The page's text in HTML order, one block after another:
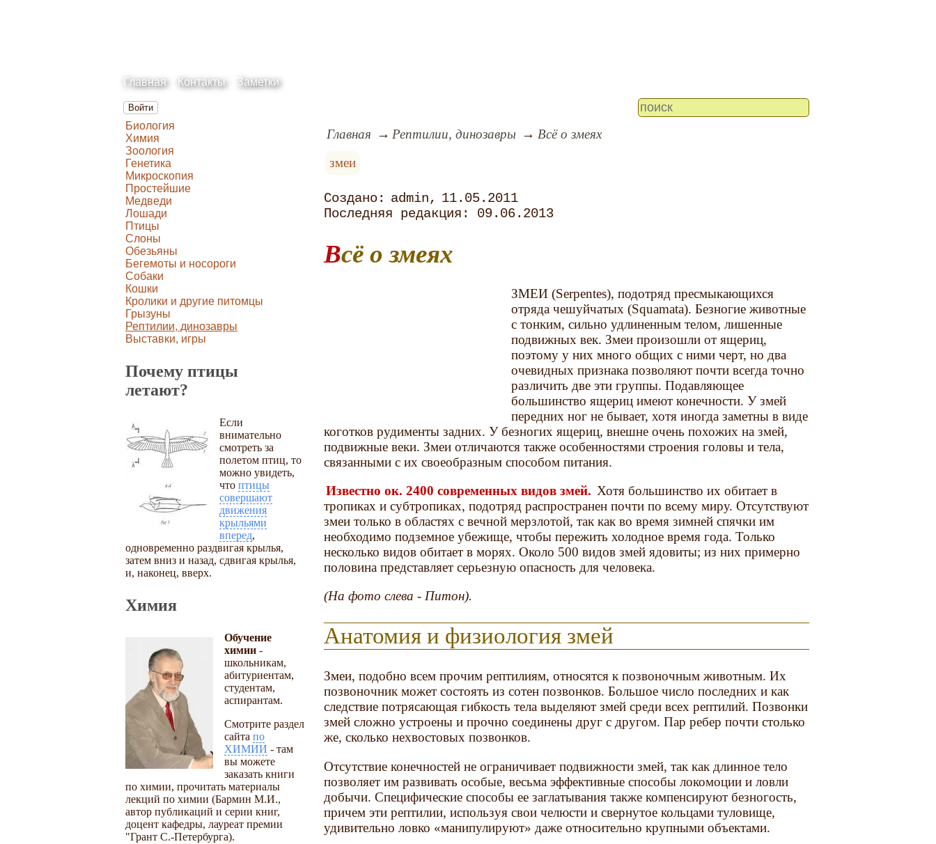
Главная Контакты Заметки
Войти
Биология
Химия
Зоология
Генетика
Микроскопия
Простейшие
Медведи
Лошади
Птицы
Слоны
Обезьяны
Бегемоты и носороги
Собаки
Кошки
Кролики и другие питомцы
Грызуны
Рептилии, динозавры
Выставки, игры
Почему птицы
летают?
Если
внимательно
смотреть за
полетом птиц, то
можно увидеть,
что птицы
совершают
движения
крыльями
вперед,
одновременно раздвигая крылья,
затем вниз и назад, сдвигая крылья,
и, наконец, вверх.
Химия
Обучение
химии -
школьникам,
абитуриентам,
студентам,
аспирантам.
Смотрите раздел
сайта по
ХИМИИ - там
вы можете
заказать книги
по химии, прочитать материалы
лекций по химии (Бармин М.И.,
автор публикаций и серии книг,
доцент кафедры, лауреат премии
"Грант С.-Петербурга).
Главная Рептилии, динозавры
Всё о змеях
змеи
admin
11.05.2011
09.06.2013
Всё о змеях
ЗМЕИ (Serpentes), подотряд пресмыкающихся
отряда чешуйчатых (Squamata). Безногие животные
с тонким, сильно удлиненным телом, лишенные
подвижных век. Змеи произошли от ящериц,
поэтому у них много общих с ними черт, но два
очевидных признака позволяют почти всегда точно
различить две эти группы. Подавляющее
большинство ящериц имеют конечности. У змей
передних ног не бывает, хотя иногда заметны в виде
коготков рудименты задних. У безногих ящериц, внешне очень похожих на змей,
подвижные веки. Змеи отличаются также особенностями строения головы и тела,
связанными с их своеобразным способом питания.
Известно ок. 2400 современных видов змей. Хотя большинство их обитает в
тропиках и субтропиках, подотряд распространен почти по всему миру. Отсутствуют
змеи только в областях с вечной мерзлотой, так как во время зимней спячки им
необходимо подземное убежище, чтобы пережить холодное время года. Только
несколько видов обитает в морях. Около 500 видов змей ядовиты; из них примерно
половина представляет серьезную опасность для человека.
(На фото слева - Питон).
Анатомия и физиология змей
Змеи, подобно всем прочим рептилиям, относятся к позвоночным животным. Их
позвоночник может состоять из сотен позвонков. Большое число последних и как
следствие потрясающая гибкость тела выделяют змей среди всех рептилий. Позвонки
змей сложно устроены и прочно соединены друг с другом. Пар ребер почти столько
же, сколько нехвостовых позвонков.
Отсутствие конечностей не ограничивает подвижности змей, так как длинное тело
позволяет им развивать особые, весьма эффективные способы локомоции и ловли
добычи. Специфические способы ее заглатывания также компенсируют безногость,
причем эти рептилии, используя свои челюсти и свернутое кольцами туловище,
удивительно ловко «манипулируют» даже относительно крупными объектами.